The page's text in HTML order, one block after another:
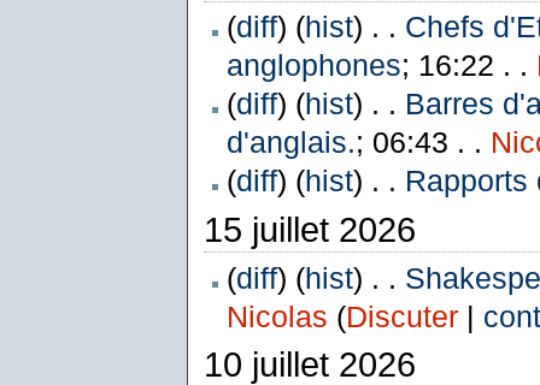
(diff) (hist) . . Chefs
anglophones; 16:22 . .
(diff) (hist) . . Barres
d'anglais.; 06:43 . .
(diff) (hist) . . Rapports
15 juillet 2026
(diff) (hist) . .
Nicolas (Discuter|
10 juillet 2026